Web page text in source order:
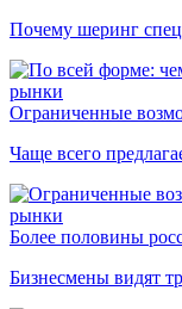
Почему шеринг
рынки
Ограниченные
Чаще всего
рынки
Более половины
Бизнесмены видят